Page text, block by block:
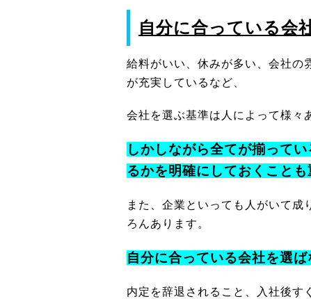
自分に合っている会
給料がいい、休みが多い、会社の
が充実しているなど、
会社を選ぶ基準は人によって様々
しかしながら全てが揃って
るかを明確にしておくことも
また、企業といっても人がいて成
ろんあります。
自分に合っている会社を選
内定を辞退されること、入社後す